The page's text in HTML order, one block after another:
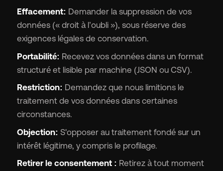
Effacement: Demander la suppression de vos
données (« droit à l’oubli »), sous réserve des
exigences légales de conservation.
Portabilité: Recevez vos données dans un format
structuré et lisible par machine (JSON ou CSV).
Restriction: Demandez que nous limitions le
traitement de vos données dans certaines
circonstances.
Objection: S'opposer au traitement fondé sur un
intérêt légitime, y compris le profilage.
Retirer le consentement : Retirez à tout moment